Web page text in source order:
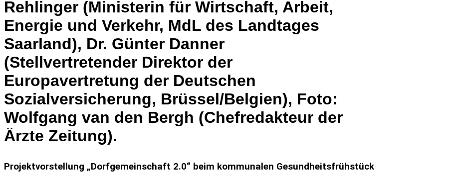
Rehlinger (Ministerin für Wirtschaft, Arbeit,
Energie und Verkehr, MdL des Landtages
Saarland), Dr. Günter Danner
(Stellvertretender Direktor der
Europavertretung der Deutschen
Sozialversicherung, Brüssel/Belgien), Foto:
Wolfgang van den Bergh (Chefredakteur der
Ärzte Zeitung).
Projektvorstellung „Dorfgemeinschaft 2.0“ beim kommunalen Gesundheitsfrühstück